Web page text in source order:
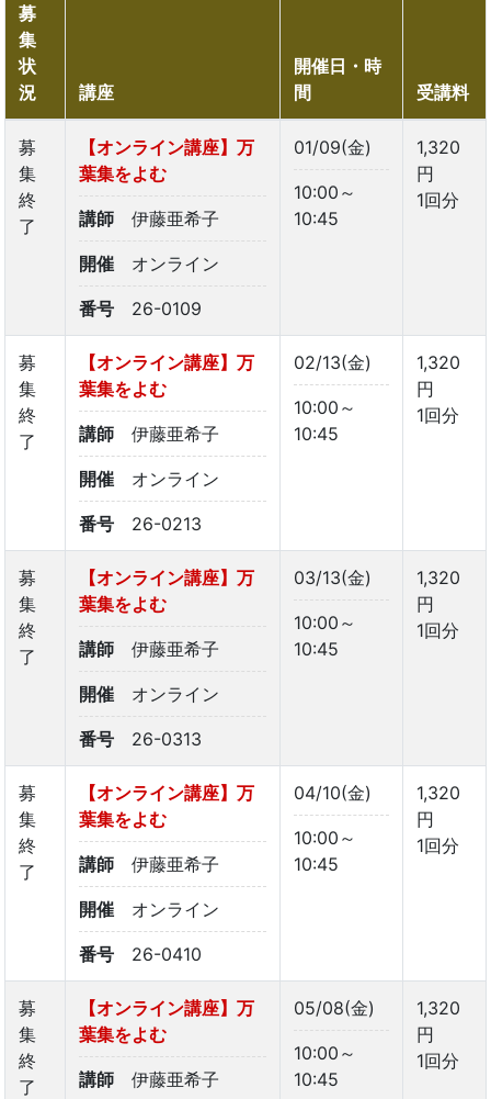
募
集
状
況
講座
開催日・時
間
受講料
募
集
終
了
【オンライン講座】万
葉集をよむ
講師 伊藤亜希子
開催 オンライン
番号 26-0109
01/09(金)
10:00～
10:45
1,320
円
1回分
募
集
終
了
【オンライン講座】万
葉集をよむ
講師 伊藤亜希子
開催 オンライン
番号 26-0213
02/13(金)
10:00～
10:45
1,320
円
1回分
募
集
終
了
【オンライン講座】万
葉集をよむ
講師 伊藤亜希子
開催 オンライン
番号 26-0313
03/13(金)
10:00～
10:45
1,320
円
1回分
募
集
終
了
【オンライン講座】万
葉集をよむ
講師 伊藤亜希子
開催 オンライン
番号 26-0410
04/10(金)
10:00～
10:45
1,320
円
1回分
募
集
終
了
【オンライン講座】万
葉集をよむ
講師 伊藤亜希子
05/08(金)
10:00～
10:45
1,320
円
1回分